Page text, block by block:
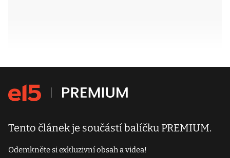
Tento článek je součástí balíčku PREMIUM.
Odemkněte si exkluzivní obsah a videa!